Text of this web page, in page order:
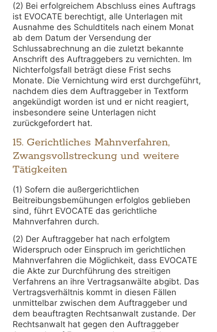
(2) Bei erfolgreichem Abschluss eines Auftrags
ist EVOCATE berechtigt, alle Unterlagen mit
Ausnahme des Schuldtitels nach einem Monat
ab dem Datum der Versendung der
Schlussabrechnung an die zuletzt bekannte
Anschrift des Auftraggebers zu vernichten. Im
Nichterfolgsfall beträgt diese Frist sechs
Monate. Die Vernichtung wird erst durchgeführt,
nachdem dies dem Auftraggeber in Textform
angekündigt worden ist und er nicht reagiert,
insbesondere seine Unterlagen nicht
zurückgefordert hat.
15. Gerichtliches Mahnverfahren,
Zwangsvollstreckung und weitere
Tätigkeiten
(1) Sofern die außergerichtlichen
Beitreibungsbemühungen erfolglos geblieben
sind, führt EVOCATE das gerichtliche
Mahnverfahren durch.
(2) Der Auftraggeber hat nach erfolgtem
Widerspruch oder Einspruch im gerichtlichen
Mahnverfahren die Möglichkeit, dass EVOCATE
die Akte zur Durchführung des streitigen
Verfahrens an ihre Vertragsanwälte abgibt. Das
Vertragsverhältnis kommt in diesen Fällen
unmittelbar zwischen dem Auftraggeber und
dem beauftragten Rechtsanwalt zustande. Der
Rechtsanwalt hat gegen den Auftraggeber